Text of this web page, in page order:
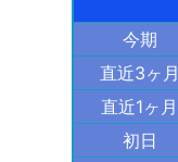
今期
直近3ヶ月
直近1ヶ月
初日